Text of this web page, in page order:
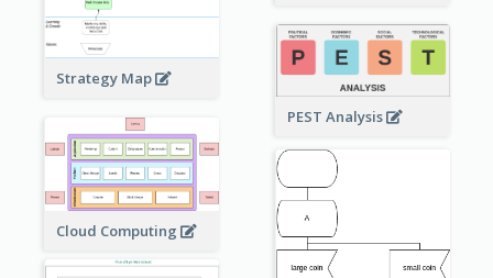
Strategy Map
PEST Analysis
Cloud Computing